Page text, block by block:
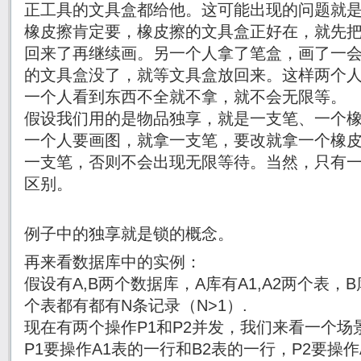
正工具的文具盒都给他。这可能出现的问题就
橡皮擦肯定要，橡皮擦的文具盒正好在，就先
回来了再继续画。另一个人拿了笔盒，画了一
的文具盒没了，就等文具盒放回来。这样两个
一个人看到东西不全就不拿，就不会无限等。
假设我们用的是物品独享，就是一支笔、一个
一个人要画图，就拿一支笔，要改就拿一个橡
一支笔，否则不会出现无限等待。当然，只有
区别。
例子中的独享就是锁的概念。
再来看数据库中的实例：
假设有A,B两个数据库，A库有A1,A2两个表，
个表都有都有N条记录（N>1）.
现在有两个操作P1和P2并发，我们来看一个场
P1要操作A1表的一行和B2表的一行，P2要操